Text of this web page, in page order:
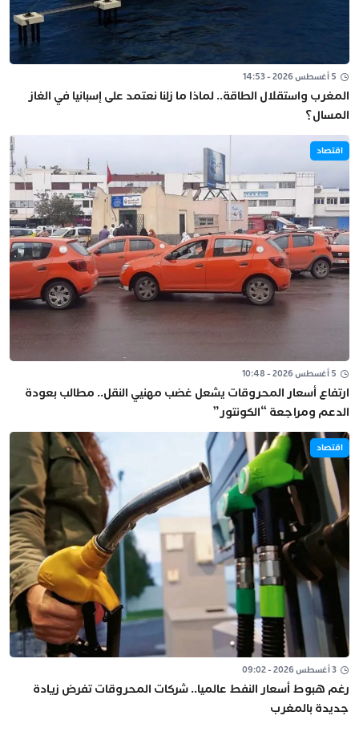
5 أغسطس 2026 - 14:53
المغرب واستقلال الطاقة.. لماذا ما زلنا نعتمد على إسبانيا في الغاز
المسال؟
اقتصاد
5 أغسطس 2026 - 10:48
ارتفاع أسعار المحروقات يشعل غضب مهنيي النقل.. مطالب بعودة
الدعم ومراجعة “الكونتور”
اقتصاد
3 أغسطس 2026 - 09:02
رغم هبوط أسعار النفط عالميا.. شركات المحروقات تفرض زيادة
جديدة بالمغرب